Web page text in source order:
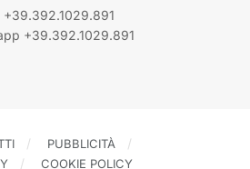
+39.392.1029.891
+39.392.1029.891
PUBBLICITÀ
COOKIE POLICY